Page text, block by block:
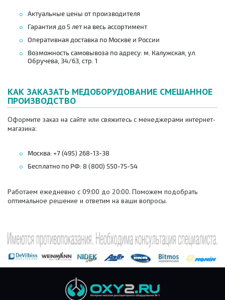
Актуальные цены от производителя
Гарантия до 5 лет на весь ассортимент
Оперативная доставка по Москве и России
Возможность самовывоза по адресу: м. Калужская, ул.
Обручева, 34/63, стр. 1
КАК ЗАКАЗАТЬ МЕДОБОРУДОВАНИЕ СМЕШАННОЕ
ПРОИЗВОДСТВО
Оформите заказ на сайте или свяжитесь с менеджерами интернет-
магазина:
Москва: +7 (495) 268-13-38
Бесплатно по РФ: 8 (800) 550-75-54
Работаем ежедневно с 09:00 до 20:00. Поможем подобрать
оптимальное решение и ответим на ваши вопросы.